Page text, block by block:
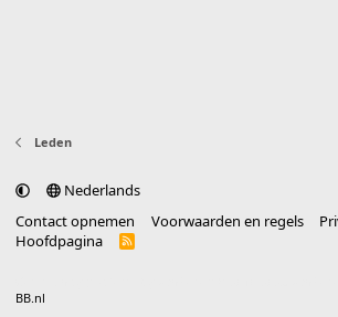
Leden
Nederlands
Contact opnemen
Voorwaarden en regels
Hoofdpagina
R
BB.nl